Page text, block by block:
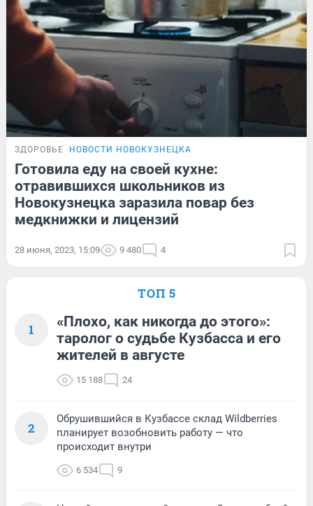
ЗДОРОВЬЕ НОВОСТИ НОВОКУЗНЕЦКА
Готовила еду на своей кухне:
отравившихся школьников из
Новокузнецка заразила повар без
медкнижки и лицензий
28 июня, 2023, 15:09 9 480 4
ТОП 5
1
«Плохо, как никогда до этого»:
таролог о судьбе Кузбасса и его
жителей в августе
15 188 24
2
Обрушившийся в Кузбассе склад Wildberries
планирует возобновить работу — что
происходит внутри
6 534 9